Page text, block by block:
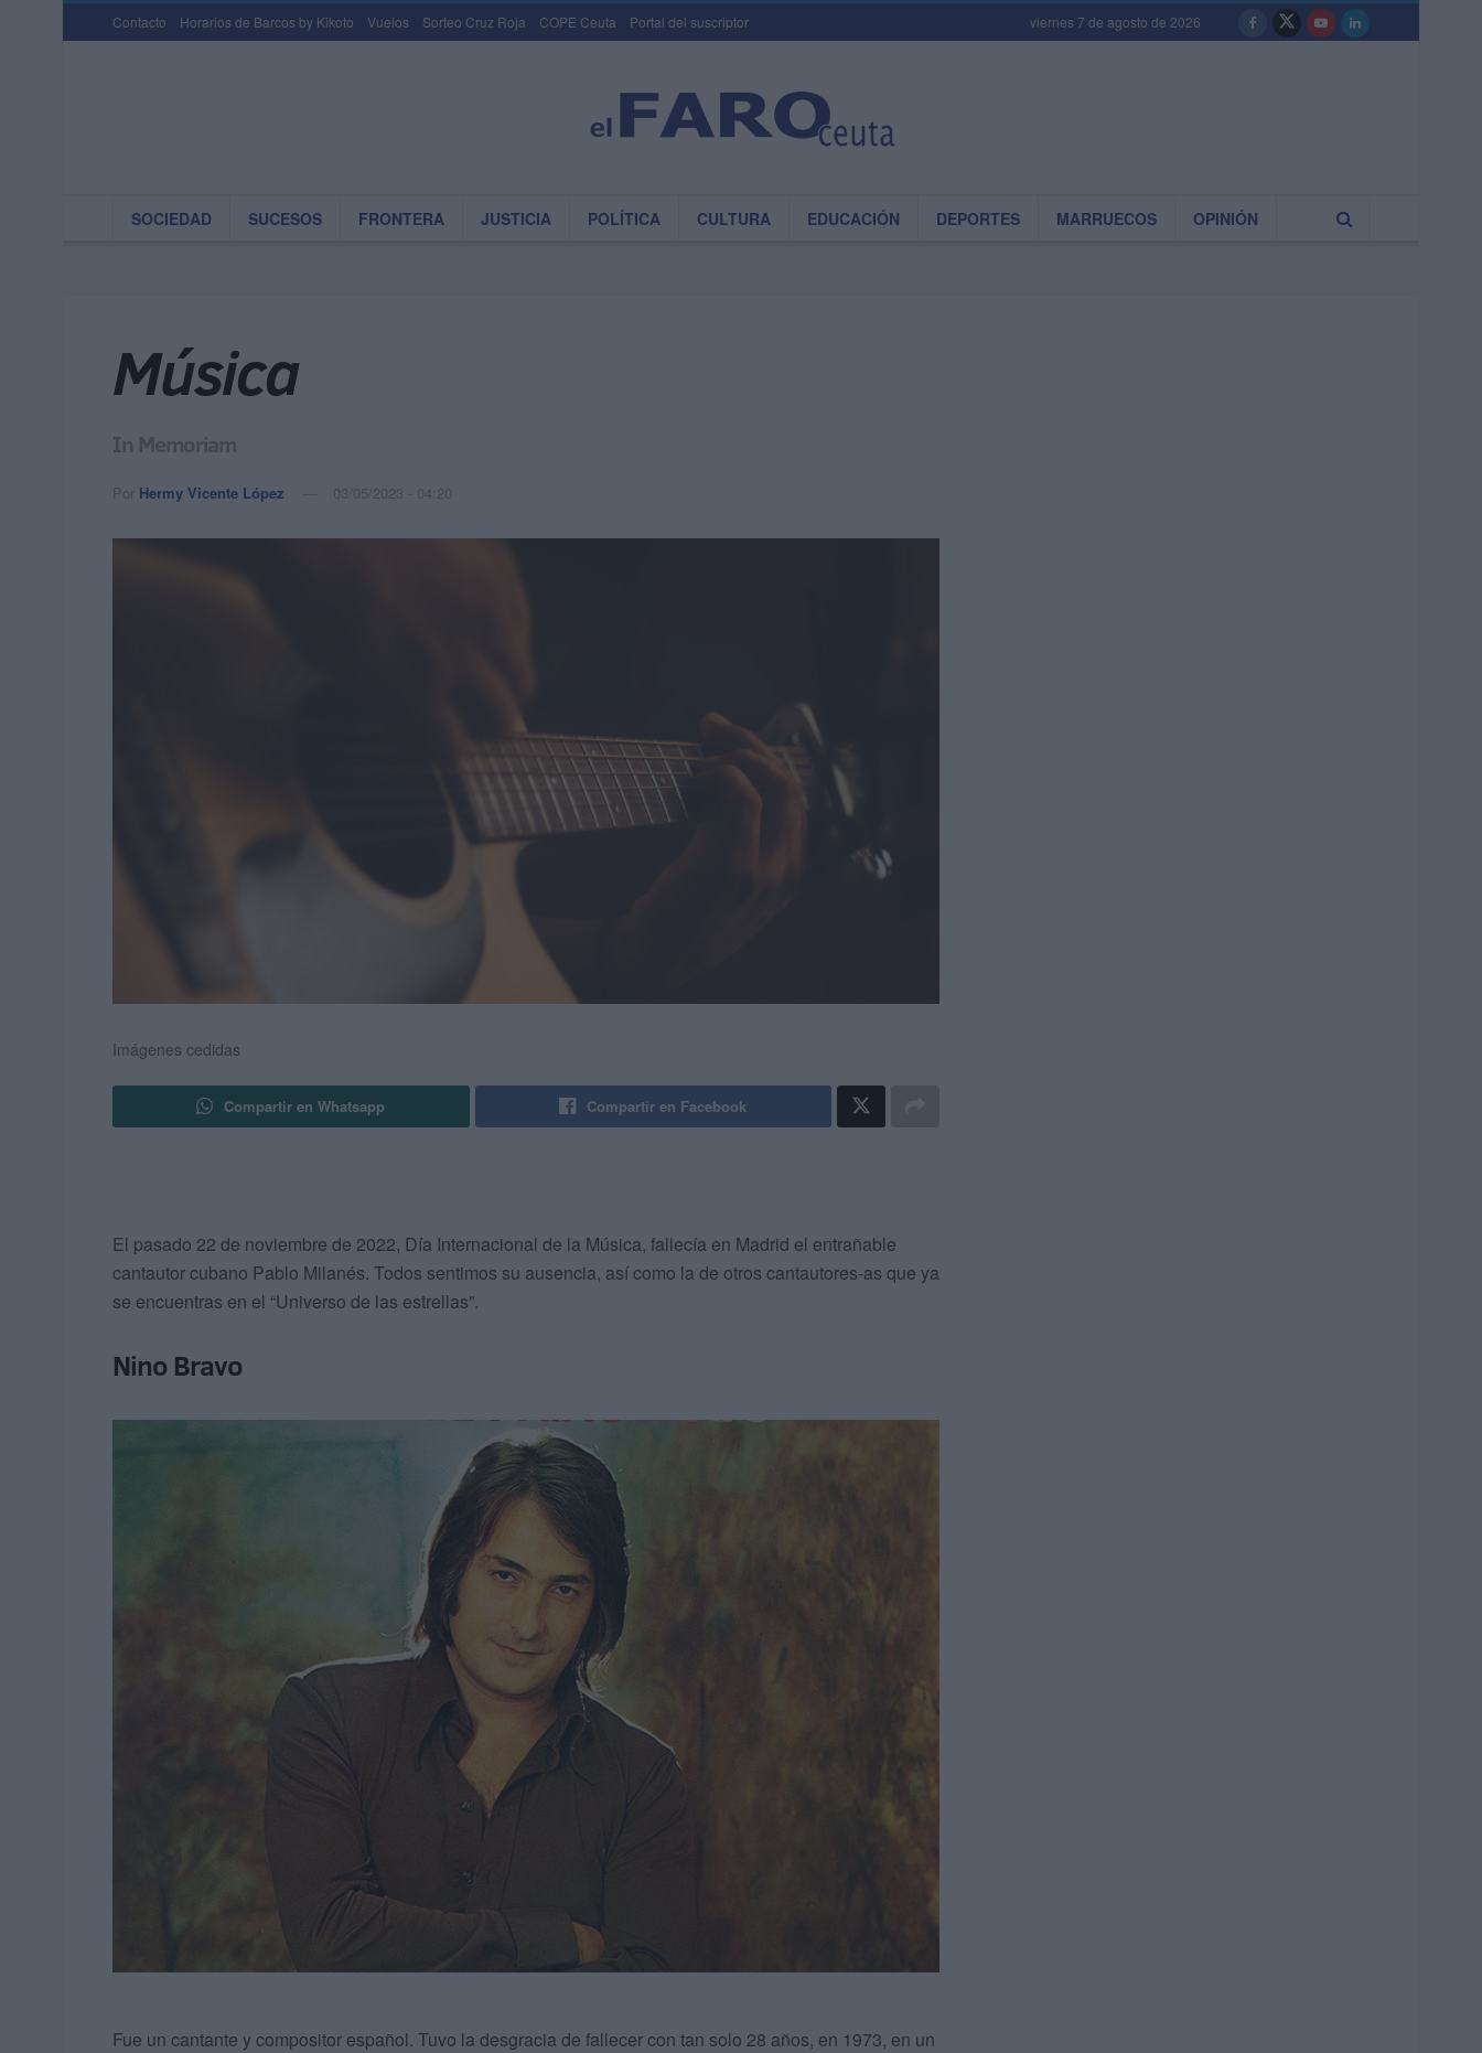
Contacto Horarios de Barcos by Kikoto Vuelos Sorteo Cruz Roja COPE Ceuta Portal del suscriptor viernes 7 de agosto de 2026
SOCIEDAD SUCESOS FRONTERA JUSTICIA POLÍTICA CULTURA EDUCACIÓN DEPORTES MARRUECOS OPINIÓN
Música
In Memoriam
Por Hermy Vicente López 03/05/2023 - 04:20
Imágenes cedidas
Compartir en Whatsapp Compartir en Facebook
El pasado 22 de noviembre de 2022, Día Internacional de la Música, fallecía en Madrid el entrañable
cantautor cubano Pablo Milanés. Todos sentimos su ausencia, así como la de otros cantautores-as que ya
se encuentras en el “Universo de las estrellas”.
Nino Bravo
Fue un cantante y compositor español. Tuvo la desgracia de fallecer con tan solo 28 años, en 1973, en un